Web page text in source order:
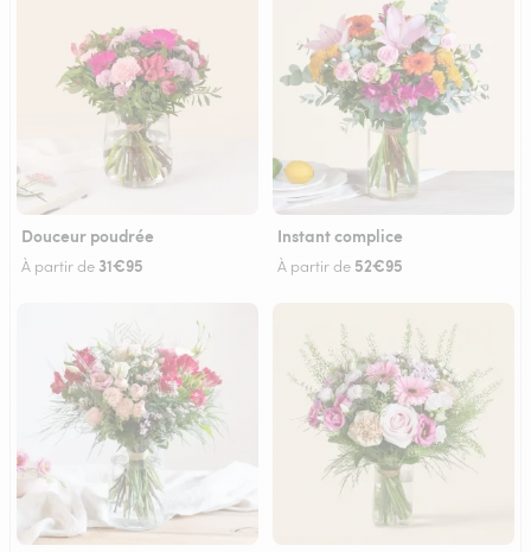
Douceur poudrée
À partir de 31€95
Instant complice
À partir de 52€95